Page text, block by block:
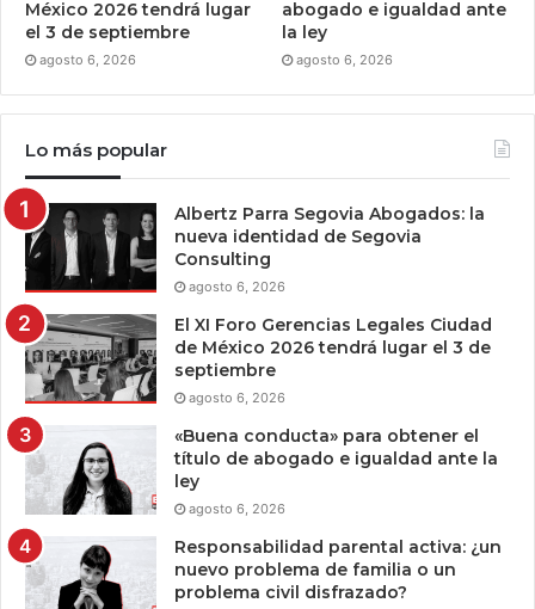
México 2026 tendrá lugar
el 3 de septiembre
agosto 6, 2026
abogado e igualdad ante
la ley
agosto 6, 2026
Lo más popular
Albertz Parra Segovia Abogados: la
nueva identidad de Segovia
Consulting
agosto 6, 2026
El XI Foro Gerencias Legales Ciudad
de México 2026 tendrá lugar el 3 de
septiembre
agosto 6, 2026
«Buena conducta» para obtener el
título de abogado e igualdad ante la
ley
agosto 6, 2026
Responsabilidad parental activa: ¿un
nuevo problema de familia o un
problema civil disfrazado?